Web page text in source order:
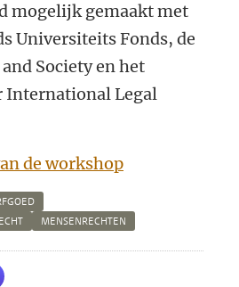
mogelijk gemaakt met
Universiteits Fonds, de
Society en het
International Legal
de workshop
MENSENRECHTEN
via WhatsApp
via Mastodon